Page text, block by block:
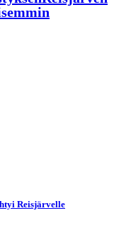
Reisjärvelle